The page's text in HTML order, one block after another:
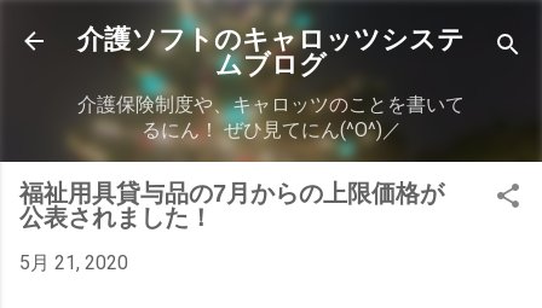
スキップしてメイン コンテンツに移動
介護ソフトのキャロッツシステ
ムブログ
介護保険制度や、キャロッツのことを書いて
るにん！ ぜひ見てにん(^O^)／
福祉用具貸与品の7月からの上限価格が
公表されました！
5月 21, 2020